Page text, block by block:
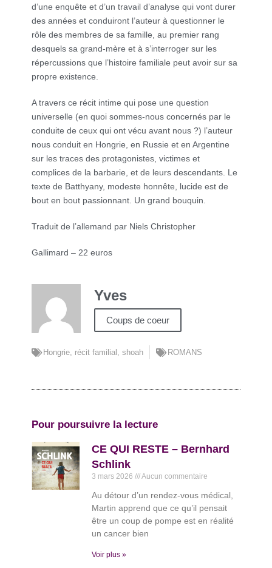
d’une enquête et d’un travail d’analyse qui vont durer
des années et conduiront l’auteur à questionner le
rôle des membres de sa famille, au premier rang
desquels sa grand-mère et à s’interroger sur les
répercussions que l’histoire familiale peut avoir sur sa
propre existence.
A travers ce récit intime qui pose une question
universelle (en quoi sommes-nous concernés par le
conduite de ceux qui ont vécu avant nous ?) l’auteur
nous conduit en Hongrie, en Russie et en Argentine
sur les traces des protagonistes, victimes et
complices de la barbarie, et de leurs descendants. Le
texte de Batthyany, modeste honnête, lucide est de
bout en bout passionnant. Un grand bouquin.
Traduit de l’allemand par Niels Christopher
Gallimard – 22 euros
Yves
Coups de coeur
Hongrie, récit familial ,shoah ROMANS
Pour poursuivre la lecture
CE QUI RESTE – Bernhard
Schlink
3 mars 2026 Aucun commentaire
Au détour d’un rendez-vous médical,
Martin apprend que ce qu’il pensait
être un coup de pompe est en réalité
un cancer bien
Voir plus »